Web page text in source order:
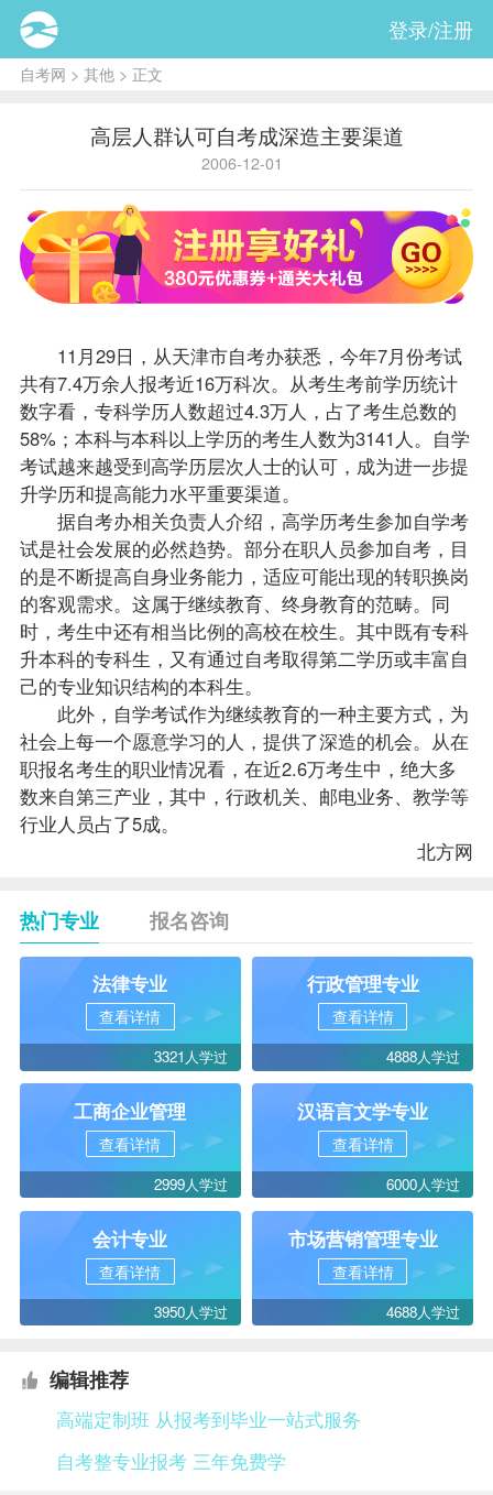
登录/注册
自考网 > 其他 > 正文
高层人群认可自考成深造主要渠道
2006-12-01
11月29日，从天津市自考办获悉，今年7月份考试
共有7.4万余人报考近16万科次。从考生考前学历统计
数字看，专科学历人数超过4.3万人，占了考生总数的
58%；本科与本科以上学历的考生人数为3141人。自学
考试越来越受到高学历层次人士的认可，成为进一步提
升学历和提高能力水平重要渠道。
据自考办相关负责人介绍，高学历考生参加自学考
试是社会发展的必然趋势。部分在职人员参加自考，目
的是不断提高自身业务能力，适应可能出现的转职换岗
的客观需求。这属于继续教育、终身教育的范畴。同
时，考生中还有相当比例的高校在校生。其中既有专科
升本科的专科生，又有通过自考取得第二学历或丰富自
己的专业知识结构的本科生。
此外，自学考试作为继续教育的一种主要方式，为
社会上每一个愿意学习的人，提供了深造的机会。从在
职报名考生的职业情况看，在近2.6万考生中，绝大多
数来自第三产业，其中，行政机关、邮电业务、教学等
行业人员占了5成。
北方网
热门专业 报名咨询
法律专业
查看详情
3321人学过
行政管理专业
查看详情
4888人学过
工商企业管理
查看详情
2999人学过
汉语言文学专业
查看详情
6000人学过
会计专业
查看详情
3950人学过
市场营销管理专业
查看详情
4688人学过
编辑推荐
高端定制班 从报考到毕业一站式服务
自考整专业报考 三年免费学